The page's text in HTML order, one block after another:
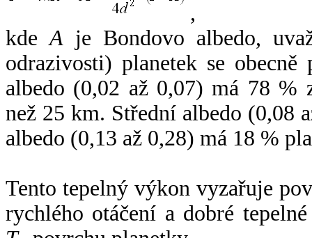
,
kdeA je Bondovo albedo,
odrazivosti) planetek se
albedo (0,02 až 0,07) má 78 %
než 25 km. Střední albedo (0,08
albedo (0,13 až 0,28) má 18 %
Tento tepelný výkon vyzařuje
rychlého otáčení a dobré